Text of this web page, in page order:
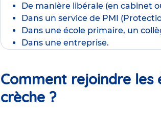
De manière libérale (en cabinet
Dans un service de PMI
Dans une école primaire, un
Dans une entreprise.
Comment rejoindre les
crèche ?